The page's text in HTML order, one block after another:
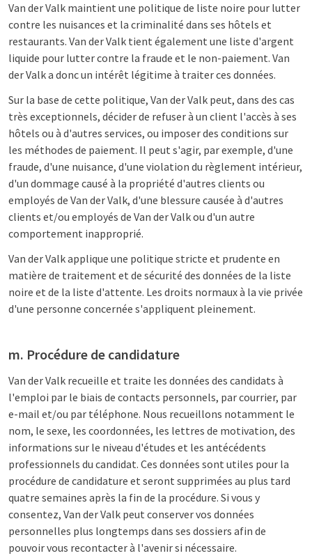
Van der Valk maintient une politique de liste noire pour lutter
contre les nuisances et la criminalité dans ses hôtels et
restaurants. Van der Valk tient également une liste d'argent
liquide pour lutter contre la fraude et le non-paiement. Van
der Valk a donc un intérêt légitime à traiter ces données.
Sur la base de cette politique, Van der Valk peut, dans des cas
très exceptionnels, décider de refuser à un client l'accès à ses
hôtels ou à d'autres services, ou imposer des conditions sur
les méthodes de paiement. Il peut s'agir, par exemple, d'une
fraude, d'une nuisance, d'une violation du règlement intérieur,
d'un dommage causé à la propriété d'autres clients ou
employés de Van der Valk, d'une blessure causée à d'autres
clients et/ou employés de Van der Valk ou d'un autre
comportement inapproprié.
Van der Valk applique une politique stricte et prudente en
matière de traitement et de sécurité des données de la liste
noire et de la liste d'attente. Les droits normaux à la vie privée
d'une personne concernée s'appliquent pleinement.
m. Procédure de candidature
Van der Valk recueille et traite les données des candidats à
l'emploi par le biais de contacts personnels, par courrier, par
e-mail et/ou par téléphone. Nous recueillons notamment le
nom, le sexe, les coordonnées, les lettres de motivation, des
informations sur le niveau d'études et les antécédents
professionnels du candidat. Ces données sont utiles pour la
procédure de candidature et seront supprimées au plus tard
quatre semaines après la fin de la procédure. Si vous y
consentez, Van der Valk peut conserver vos données
personnelles plus longtemps dans ses dossiers afin de
pouvoir vous recontacter à l'avenir si nécessaire.